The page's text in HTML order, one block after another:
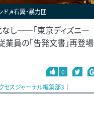
ド,#右翼・暴力団
なし――「東京ディズニー
業員の「告発文書」再登場
0
セスジャーナル編集部3